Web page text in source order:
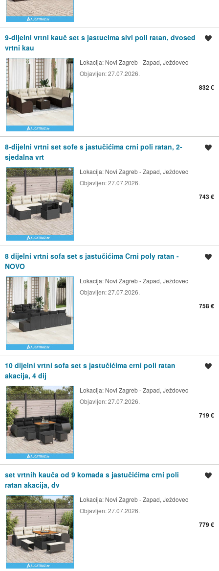
9-dijelni vrtni kauč set s jastucima sivi poli ratan, dvosed
vrtni kau
Lokacija: Novi Zagreb - Zapad, Ježdovec
Objavljen:27.07.2026.
832 €
8-dijelni vrtni set sofe s jastučićima crni poli ratan, 2-
sjedalna vrt
Lokacija: Novi Zagreb - Zapad, Ježdovec
Objavljen:27.07.2026.
743 €
8 dijelni vrtni sofa set s jastučićima Crni poly ratan -
NOVO
Lokacija: Novi Zagreb - Zapad, Ježdovec
Objavljen:27.07.2026.
758 €
10 dijelni vrtni sofa set s jastučićima crni poli ratan
akacija, 4 dij
Lokacija: Novi Zagreb - Zapad, Ježdovec
Objavljen:27.07.2026.
719 €
set vrtnih kauča od 9 komada s jastučićima crni poli
ratan akacija, dv
Lokacija: Novi Zagreb - Zapad, Ježdovec
Objavljen:27.07.2026.
779 €